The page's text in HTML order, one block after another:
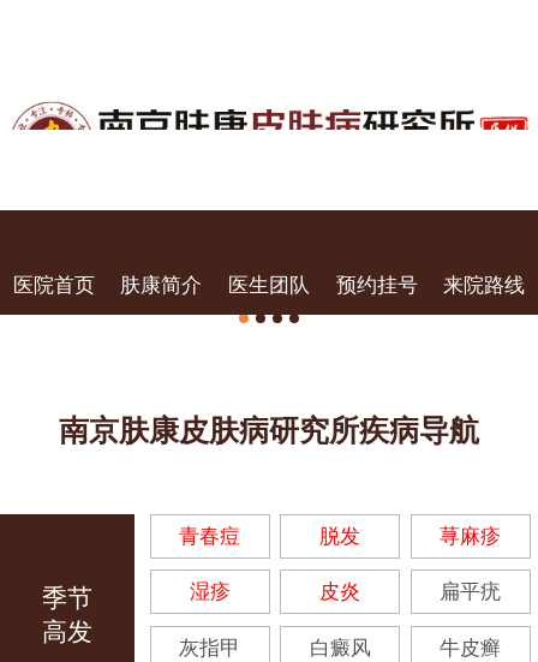
医院首页 肤康简介 医生团队 预约挂号 来院路线
南京肤康皮肤病研究所疾病导航
季节
高发
青春痘 脱发 荨麻疹
湿疹 皮炎 扁平疣
灰指甲 白癜风 牛皮癣